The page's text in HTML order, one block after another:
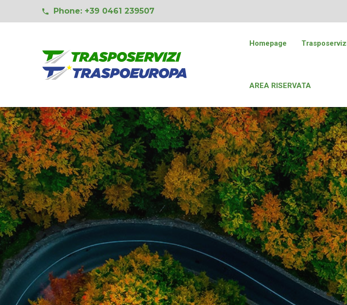
Phone: +39 0461 239507
Homepage
AREA RISERVATA